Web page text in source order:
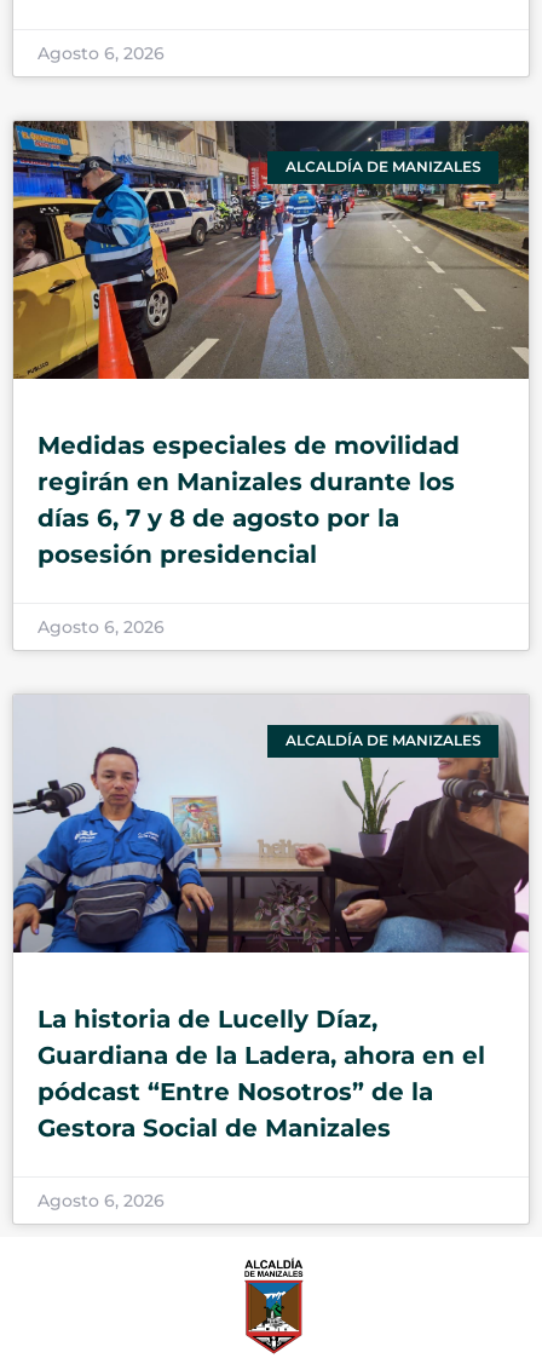
Agosto 6, 2026
ALCALDÍA DE MANIZALES
Medidas especiales de movilidad
regirán en Manizales durante los
días 6, 7 y 8 de agosto por la
posesión presidencial
Agosto 6, 2026
ALCALDÍA DE MANIZALES
La historia de Lucelly Díaz,
Guardiana de la Ladera, ahora en el
pódcast “Entre Nosotros” de la
Gestora Social de Manizales
Agosto 6, 2026